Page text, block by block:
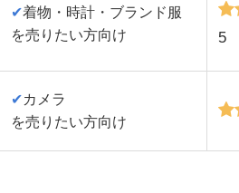
✔着物・時計・ブランド服
を売りたい方向け
5
✔カメラ
を売りたい方向け